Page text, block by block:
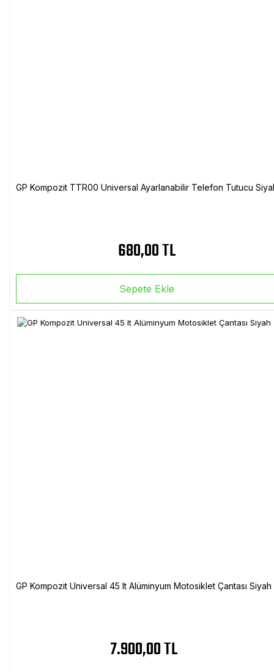
GP Kompozit TTR00 Universal Ayarlanabilir Telefon Tutucu
680,00 TL
Sepete Ekle
GP Kompozit Universal 45 lt Alüminyum Motosiklet Çantası Siyah
7.900,00 TL